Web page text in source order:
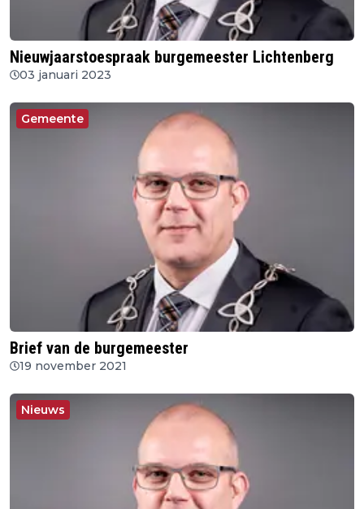
Nieuwjaarstoespraak burgemeester Lichtenberg
03 januari 2023
Gemeente
Brief van de burgemeester
19 november 2021
Nieuws